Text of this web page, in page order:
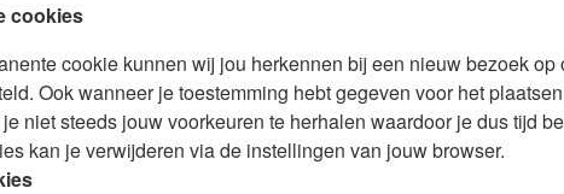
cookies
cookie kunnen wij jou herkennen bij een nieuw bezoek
Ook wanneer je toestemming hebt gegeven voor het
niet steeds jouw voorkeuren te herhalen waardoor je dus tijd
kan je verwijderen via de instellingen van jouw browser.